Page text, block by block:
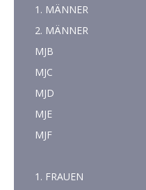
1. MÄNNER
2. MÄNNER
MJB
MJC
MJD
MJE
MJF
1. FRAUEN